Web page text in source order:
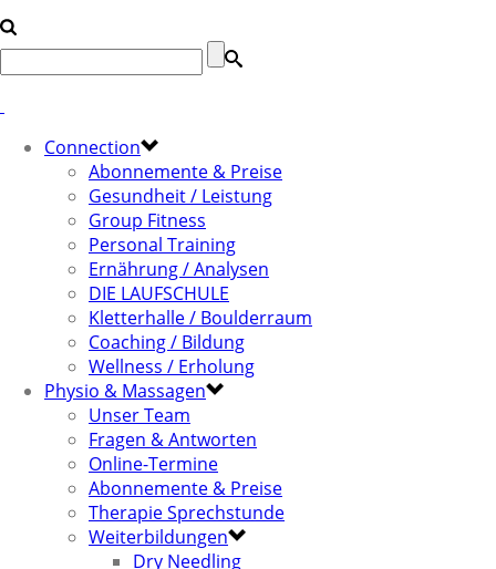
Connection
Abonnemente & Preise
Gesundheit / Leistung
Group Fitness
Personal Training
Ernährung / Analysen
DIE LAUFSCHULE
Kletterhalle / Boulderraum
Coaching / Bildung
Wellness / Erholung
Physio & Massagen
Unser Team
Fragen & Antworten
Online-Termine
Abonnemente & Preise
Therapie Sprechstunde
Weiterbildungen
Dry Needling